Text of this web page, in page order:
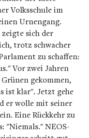
Volksschule im
Urnengang.
sich der
trotz schwacher
zu schaffen:
Vor zwei Jahren
gekommen,
ist klar". Jetzt gehe
er wolle mit seiner
Eine Rückkehr zu
"Niemals." NEOS-